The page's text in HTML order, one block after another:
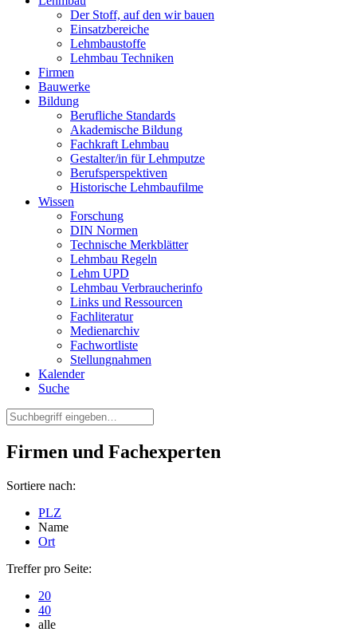
Der Stoff, auf den wir bauen
Einsatzbereiche
Lehmbaustoffe
Lehmbau Techniken
Firmen
Bauwerke
Bildung
Berufliche Standards
Akademische Bildung
Fachkraft Lehmbau
Gestalter/in für Lehmputze
Berufsperspektiven
Historische Lehmbaufilme
Wissen
Forschung
DIN Normen
Technische Merkblätter
Lehmbau Regeln
Lehm UPD
Lehmbau Verbraucherinfo
Links und Ressourcen
Fachliteratur
Medienarchiv
Fachwortliste
Stellungnahmen
Kalender
Suche
Firmen und Fachexperten
Sortiere nach:
PLZ
Name
Ort
Treffer pro Seite:
20
40
alle